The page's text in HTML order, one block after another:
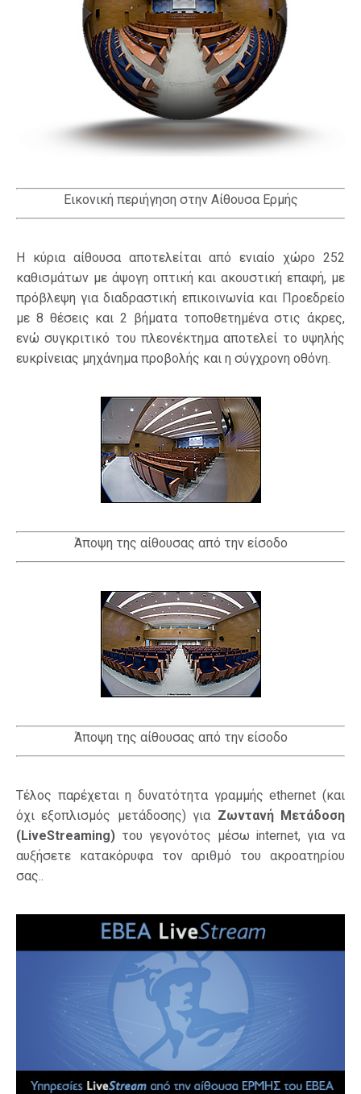
Εικονική περιήγηση στην Αίθουσα Ερμής
Η κύρια αίθουσα αποτελείται από ενιαίο χώρο 252
καθισμάτων με άψογη οπτική και ακουστική επαφή, με
πρόβλεψη για διαδραστική επικοινωνία και Προεδρείο
με 8 θέσεις και 2 βήματα τοποθετημένα στις άκρες,
ενώ συγκριτικό του πλεονέκτημα αποτελεί το υψηλής
ευκρίνειας μηχάνημα προβολής και η σύγχρονη οθόνη.
Άποψη της αίθουσας από την είσοδο
Άποψη της αίθουσας από την είσοδο
Τέλος παρέχεται η δυνατότητα γραμμής ethernet (και
όχι εξοπλισμός μετάδοσης) για Ζωντανή Μετάδοση
(LiveStreaming) του γεγονότος μέσω internet, για να
αυξήσετε κατακόρυφα τον αριθμό του ακροατηρίου
σας..